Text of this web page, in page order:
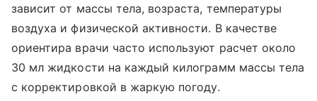
зависит от массы тела, возраста, температуры
воздуха и физической активности. В качестве
ориентира врачи часто используют расчет около
30 мл жидкости на каждый килограмм массы тела
с корректировкой в жаркую погоду.